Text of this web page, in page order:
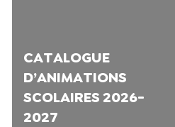
CATALOGUE
D’ANIMATIONS
SCOLAIRES 2026-
2027